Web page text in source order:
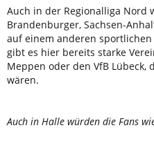
Auch in der Regionalliga Nord
Brandenburger, Sachsen-
auf einem anderen
gibt es hier bereits starke
Meppen oder den VfB Lübeck,
wären.
Auch in Halle würden die Fans